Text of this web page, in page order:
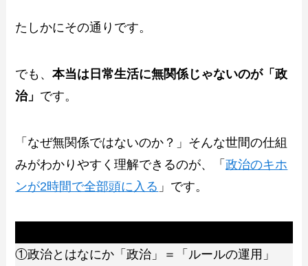
たしかにその通りです。
でも、本当は日常生活に無関係じゃないのが「政
治」 です。
「なぜ無関係ではないのか？」そんな世間の仕組
みがわかりやすく理解できるのが、「政治のキホ
ンが2時間で全部頭に入る 」です。
①政治とはなにか「政治」＝「ルールの運用」